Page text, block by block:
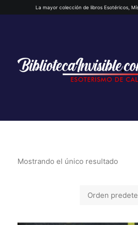
La mayor colección de libros Esotéricos,
INICIO
Mostrando el único resultado